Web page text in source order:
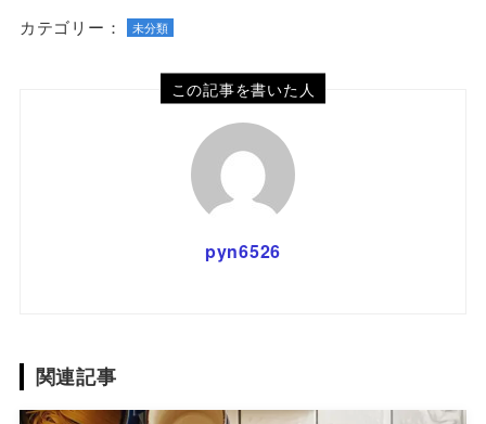
カテゴリー： 未分類
この記事を書いた人
pyn6526
関連記事